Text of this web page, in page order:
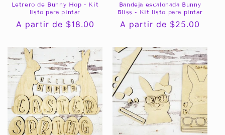
Letrero de Bunny Hop - Kit
listo para pintar
Precio
A partir de $18.00
Bandeja escalonada Bunny
Bliss - Kit listo para pintar
Precio
A partir de $25.00